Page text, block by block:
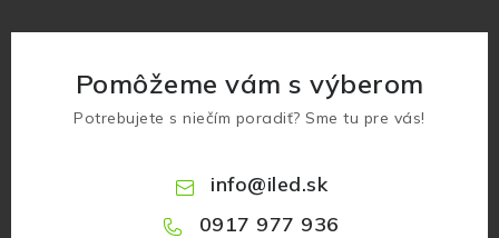
Pomôžeme vám s výberom
Potrebujete s niečím poradiť? Sme tu pre vás!
info@iled.sk
0917 977 936